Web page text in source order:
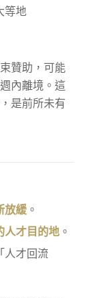
等地
贊助，可能
內離境。這
是前所未有
放緩。
人才目的地。
人才回流